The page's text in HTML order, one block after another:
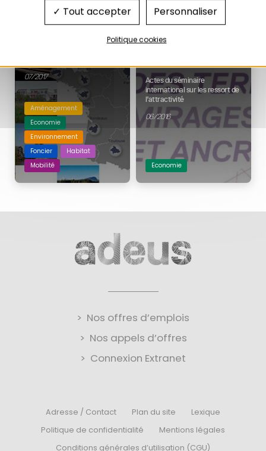
07/2017
Aménagement
Economie
Environnement
Foncier
Habitat
Mobilité
TERRITOIRES :
ANCRAGES
Actes du séminaire
international sur les ressort de
l’attractivité
06/2016
Economie
Nos offres d’emplois
Nos appels d’offres
Connexion Extranet
Adresse / Contact Plan du site
Lexique
Politique de confidentialité
Mentions légales
Conditions générales d’utilisation (CGU)
Tout accepter
Personnaliser
Politique cookies